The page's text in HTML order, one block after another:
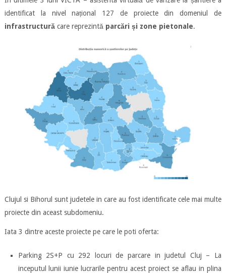
identificat la nivel național 127 de proiecte din domeniul de
infrastructurăcare reprezintă parcări și zone pietonale.
Clujul si Bihorul sunt judetele in care au fost identificate cele mai multe
proiecte din aceast subdomeniu.
Iata 3 dintre aceste proiecte pe care le poti oferta:
Parking 2S+P cu 292 locuri de parcare in judetul Cluj – La
inceputul lunii iunie lucrarile pentru acest proiect se aflau in plina